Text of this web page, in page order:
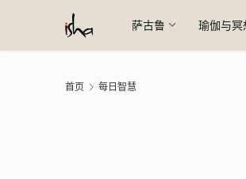
萨古鲁 瑜伽与冥
首页 每日智慧